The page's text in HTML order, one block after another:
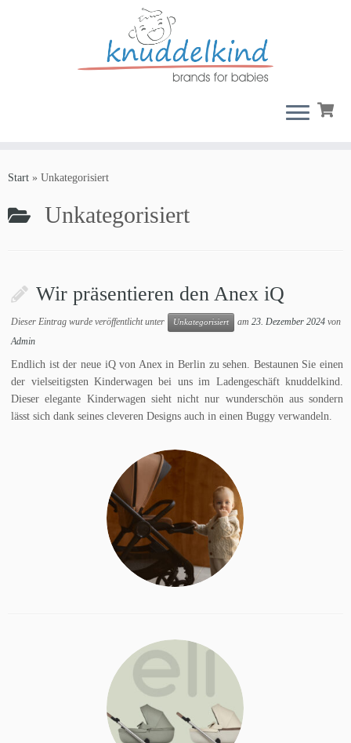
Inhalt
Start » Unkategorisiert
Unkategorisiert
Wir präsentieren den Anex iQ
Dieser Eintrag wurde veröffentlicht unter Unkategorisiert am23. Dezember 2024 von
Admin
Endlich ist der neue iQ von Anex in Berlin zu sehen. Bestaunen Sie einen
der vielseitigsten Kinderwagen bei uns im Ladengeschäft knuddelkind.
Dieser elegante Kinderwagen sieht nicht nur wunderschön aus sondern
lässt sich dank seines cleveren Designs auch in einen Buggy verwandeln.